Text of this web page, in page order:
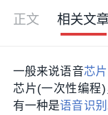
正文 相关文
一般来说语音芯片
芯片(一次性编程
有一种是语音识